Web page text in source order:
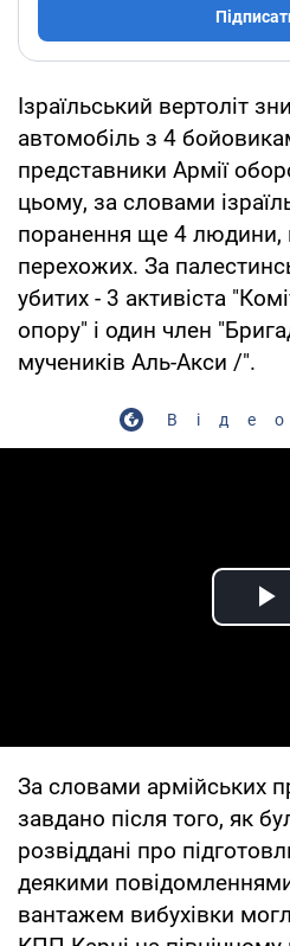
Ізраїльський вертоліт
автомобіль з 4
представники Армії
цьому, за словами
поранення ще 4
перехожих. За
убитих - 3 активіста
опору" і один член
мучеників Аль-Акси /".
За словами армійських
завдано після того, як
розвіддані про
деякими
вантажем вибухівки